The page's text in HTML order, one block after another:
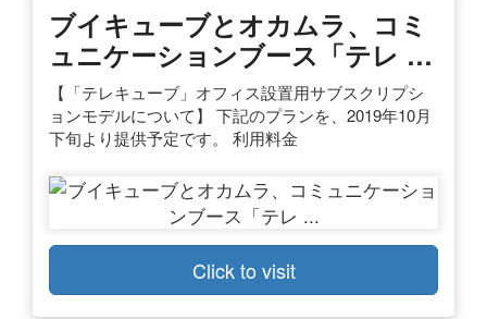
ブイキューブとオカムラ、コミ
ュニケーションブース「テレ …
【「テレキューブ」オフィス設置用サブスクリプシ
ョンモデルについて】 下記のプランを、2019年10月
下旬より提供予定です。 利用料金
Click to visit